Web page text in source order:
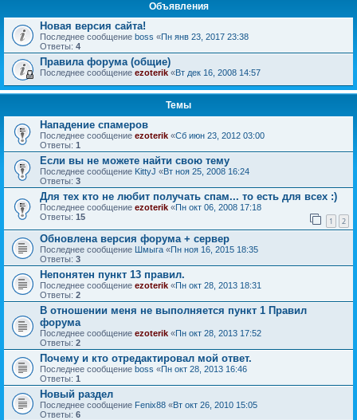
Объявления
Новая версия сайта!
Последнее сообщение boss «Пн янв 23, 2017 23:38
Ответы: 4
Правила форума (общие)
Последнее сообщение ezoterik «Вт дек 16, 2008 14:57
Темы
Нападение спамеров
Последнее сообщение ezoterik «Сб июн 23, 2012 03:00
Ответы: 1
Если вы не можете найти свою тему
Последнее сообщение KittyJ «Вт ноя 25, 2008 16:24
Ответы: 3
Для тех кто не любит получать спам... то есть для всех :)
Последнее сообщение ezoterik «Пн окт 06, 2008 17:18
Ответы: 15 1 2
Обновлена версия форума + сервер
Последнее сообщение Шмыга «Пн ноя 16, 2015 18:35
Ответы: 3
Непонятен пункт 13 правил.
Последнее сообщение ezoterik «Пн окт 28, 2013 18:31
Ответы: 2
В отношении меня не выполняется пункт 1 Правил
форума
Последнее сообщение ezoterik «Пн окт 28, 2013 17:52
Ответы: 2
Почему и кто отредактировал мой ответ.
Последнее сообщение boss «Пн окт 28, 2013 16:46
Ответы: 1
Новый раздел
Последнее сообщение Fenix88 «Вт окт 26, 2010 15:05
Ответы: 6